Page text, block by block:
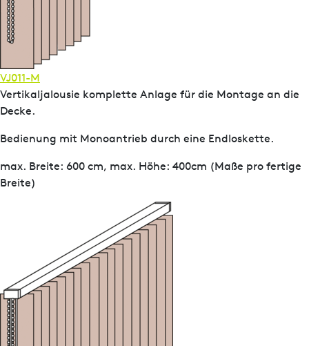
VJ011-M
Vertikaljalousie komplette Anlage für die Montage an die
Decke.
Bedienung mit Monoantrieb durch eine Endloskette.
max. Breite: 600 cm, max. Höhe: 400cm (Maße pro fertige
Breite)